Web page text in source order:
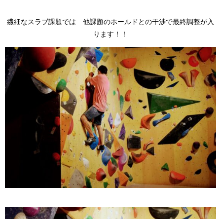
繊細なスラブ課題では 他課題のホールドとの干渉で最終調整が入
ります！！